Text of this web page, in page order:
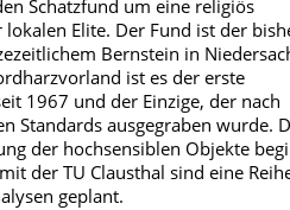
Schatzfund um eine religiös
Elite. Der Fund ist der
Bernstein in
ist es der erste
1967 und der Einzige, der nach
Standards ausgegraben wurde.
der hochsensiblen Objekte
der TU Clausthal sind eine
geplant.